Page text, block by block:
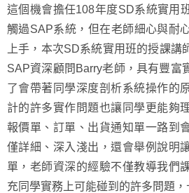
這個機會擔任108年度SD系統實用
觸過SAP系統，但在老師細心與耐
上手，本次SD系統實用班的授課講
SAP資深顧問Barry老師，具有豐富
了會帶著同學深度剖析系統操作的
計的許多實作問題也讓同學更能夠
報價單、訂單、出貨通知單一路到
僅詳細、深入淺出，還會舉例說明
單，老師資深的經驗不僅教導我們
充同學實務上可能碰到的許多問題，